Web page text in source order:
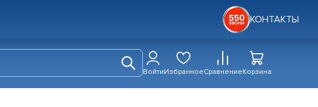
КОНТАКТЫ
ВойтиИзбранноеСравнениеКорзина